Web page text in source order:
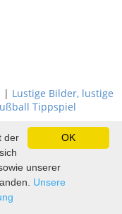
| Lustige Bilder, lustige
Tippspiel
OK
der
unserer
Unsere